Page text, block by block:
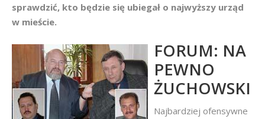
sprawdzić, kto będzie się ubiegał o najwyższy urząd
w mieście.
FORUM: NA
PEWNO
ŻUCHOWSKI
Najbardziej ofensywne